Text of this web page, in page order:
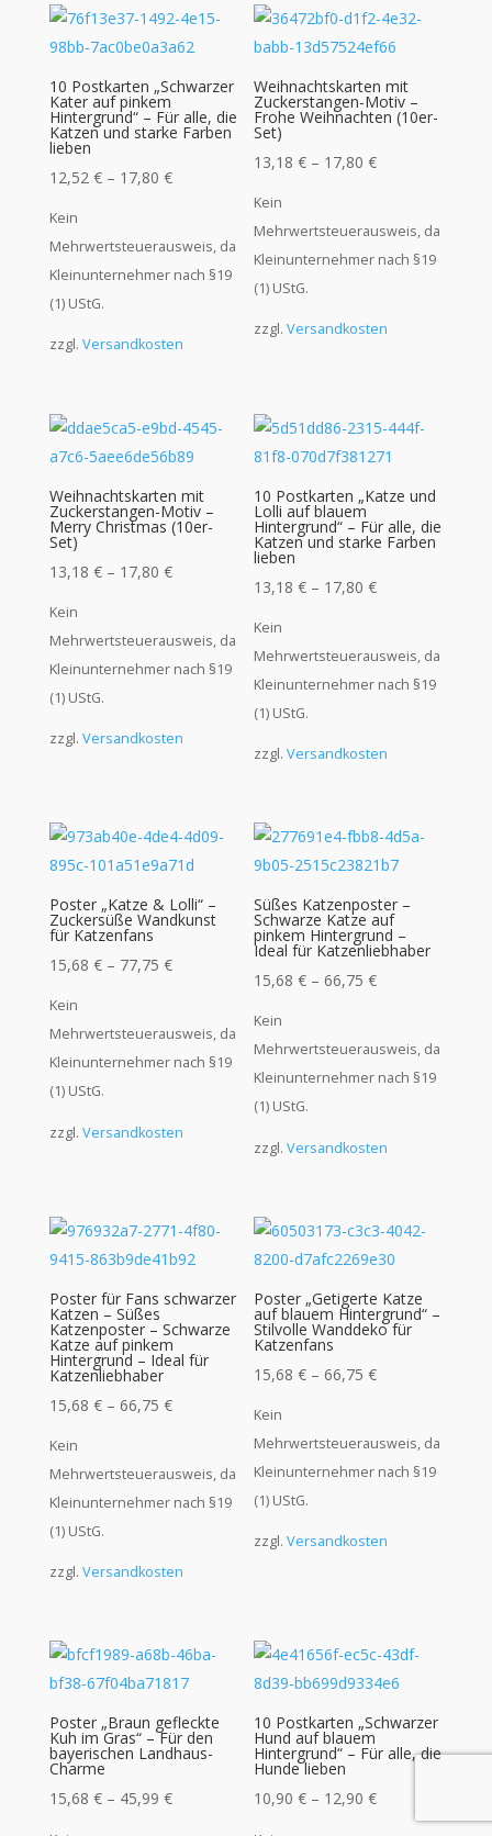
10 Postkarten „Schwarzer
Kater auf pinkem
Hintergrund“ – Für alle, die
Katzen und starke Farben
lieben
12,52 €– 17,80 €
Kein
Mehrwertsteuerausweis, da
Kleinunternehmer nach §19
(1) UStG.
zzgl. Versandkosten
Weihnachtskarten mit
Zuckerstangen-Motiv –
Frohe Weihnachten (10er-
Set)
13,18€ – 17,80€
Kein
Mehrwertsteuerausweis, da
Kleinunternehmer nach §19
(1) UStG.
zzgl.Versandkosten
Weihnachtskarten mit
Zuckerstangen-Motiv –
Merry Christmas (10er-
Set)
13,18 €– 17,80 €
Kein
Mehrwertsteuerausweis, da
Kleinunternehmer nach §19
(1) UStG.
zzgl. Versandkosten
10 Postkarten „Katze und
Lolli auf blauem
Hintergrund“ – Für alle, die
Katzen und starke Farben
lieben
13,18€ – 17,80€
Kein
Mehrwertsteuerausweis, da
Kleinunternehmer nach §19
(1) UStG.
zzgl.Versandkosten
Poster „Katze & Lolli“ –
Zuckersüße Wandkunst
für Katzenfans
15,68 €– 77,75 €
Kein
Mehrwertsteuerausweis, da
Kleinunternehmer nach §19
(1) UStG.
zzgl. Versandkosten
Süßes Katzenposter –
Schwarze Katze auf
pinkem Hintergrund –
Ideal für Katzenliebhaber
15,68€ – 66,75€
Kein
Mehrwertsteuerausweis, da
Kleinunternehmer nach §19
(1) UStG.
zzgl.Versandkosten
Poster für Fans schwarzer
Katzen – Süßes
Katzenposter – Schwarze
Katze auf pinkem
Hintergrund – Ideal für
Katzenliebhaber
15,68 €– 66,75 €
Kein
Mehrwertsteuerausweis, da
Kleinunternehmer nach §19
(1) UStG.
zzgl. Versandkosten
Poster „Getigerte Katze
auf blauem Hintergrund“ –
Stilvolle Wanddeko für
Katzenfans
15,68€ – 66,75€
Kein
Mehrwertsteuerausweis, da
Kleinunternehmer nach §19
(1) UStG.
zzgl.Versandkosten
Poster „Braun gefleckte
Kuh im Gras“ – Für den
bayerischen Landhaus-
Charme
15,68 €– 45,99 €
10 Postkarten „Schwarzer
Hund auf blauem
Hintergrund“ – Für alle, die
Hunde lieben
10,90€ – 12,90€